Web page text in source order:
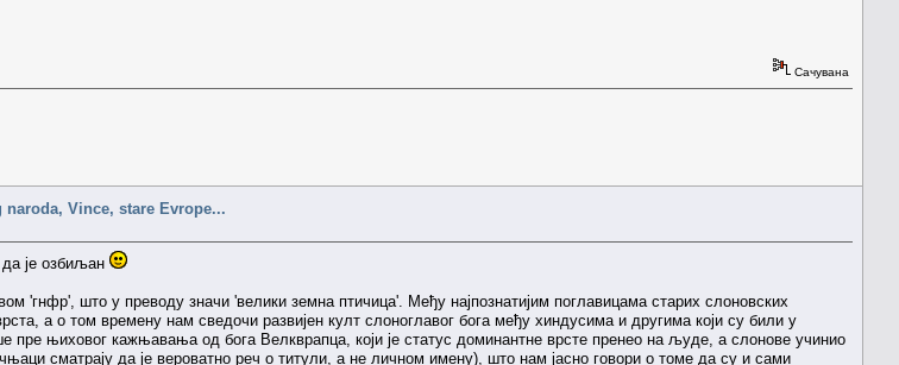
Сачувана
Vince, stare Evrope...
је озбиљан
'гнфр', што у преводу значи 'велики земна птичица'. Међу најпознатијим поглавицама старих слоновских
а о том времену нам сведочи развијен култ слоноглавог бога међу хиндусима и другима који су били у
пре њиховог кажњавања од бога Велкврапца, који је статус доминантне врсте пренео на људе, а слонове учинио
сматрају да је вероватно реч о титули, а не личном имену), што нам јасно говори о томе да су и сами